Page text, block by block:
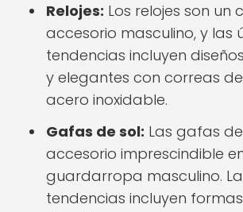
Relojes: Los relojes son un
accesorio masculino, y las
tendencias incluyen
y elegantes con correas
acero inoxidable.
Gafas de sol: Las gafas
accesorio imprescindible
guardarropa masculino.
tendencias incluyen